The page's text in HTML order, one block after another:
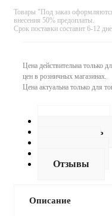
Товары "Под заказ
внесения 50% предоплаты.
Срок поставки составит 6-12
Цена действительна только
цен в розничных магазинах.
Цена актуальна только для
Как купить
Отзывы
Описание